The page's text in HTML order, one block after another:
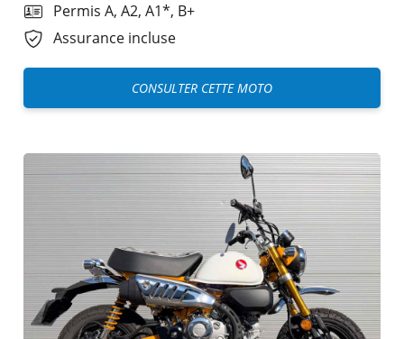
Permis A, A2, A1*, B+
Assurance incluse
CONSULTER CETTE MOTO